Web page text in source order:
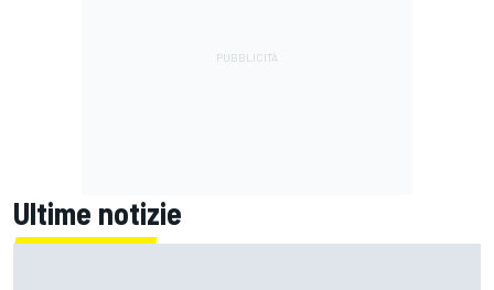
Ultime notizie